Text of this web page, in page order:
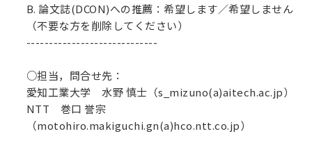
B. 論文誌(DCON)への推薦：希望します／希望しません
（不要な方を削除してください）
-----------------------------
○担当，問合せ先：
愛知工業大学 水野 慎士（s_mizuno(a)aitech.ac.jp）
NTT 巻口 誉宗
（motohiro.makiguchi.gn(a)hco.ntt.co.jp）